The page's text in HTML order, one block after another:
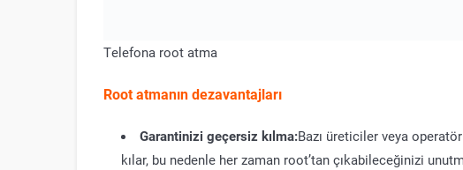
Telefona root atma
Root atmanın dezavantajları
Garantinizi geçersiz kılma:Bazı üreticiler veya
kılar, bu nedenle her zaman root’tan çıkabileceğinizi